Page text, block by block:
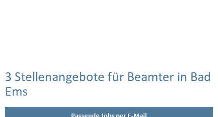
3 Stellenangebote für Beamter in Bad
Ems